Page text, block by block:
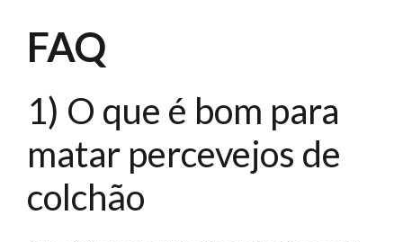
FAQ
1) O que é bom para
matar percevejos de
colchão